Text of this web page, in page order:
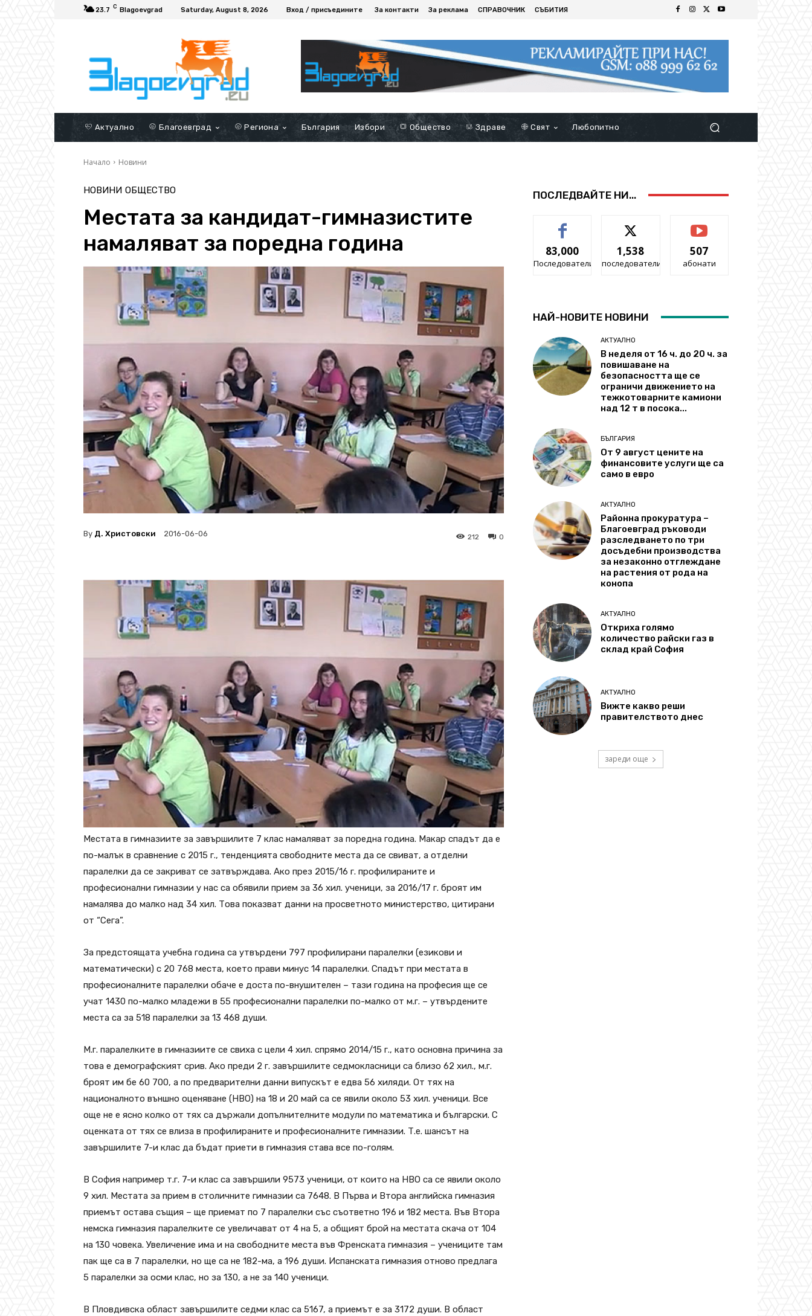
23.7 C Blagoevgrad Saturday, August 8, 2026 Вход / присъедините За контакти За реклама СПРАВОЧНИК СЪБИТИЯ
Актуално Благоевград Региона България Избори Общество Здраве Свят Любопитно
Начало Новини
НОВИНИ ОБЩЕСТВО
Местата за кандидат-гимназистите
намаляват за поредна година
By Д. Христовски 2016-06-06 0
212
Местата в гимназиите за завършилите 7 клас намаляват за поредна година. Макар спадът да е
по-малък в сравнение с 2015 г., тенденцията свободните места да се свиват, а отделни
паралелки да се закриват се затвърждава. Ако през 2015/16 г. профилираните и
професионални гимназии у нас са обявили прием за 36 хил. ученици, за 2016/17 г. броят им
намалява до малко над 34 хил. Това показват данни на просветното министерство, цитирани
от “Сега”.
За предстоящата учебна година са утвърдени 797 профилирани паралелки (езикови и
математически) с 20 768 места, което прави минус 14 паралелки. Спадът при местата в
професионалните паралелки обаче е доста по-внушителен – тази година на професия ще се
учат 1430 по-малко младежи в 55 професионални паралелки по-малко от м.г. – утвърдените
места са за 518 паралелки за 13 468 души.
М.г. паралелките в гимназиите се свиха с цели 4 хил. спрямо 2014/15 г., като основна причина за
това е демографският срив. Ако преди 2 г. завършилите седмокласници са близо 62 хил., м.г.
броят им бе 60 700, а по предварителни данни випускът е едва 56 хиляди. От тях на
националното външно оценяване (НВО) на 18 и 20 май са се явили около 53 хил. ученици. Все
още не е ясно колко от тях са държали допълнителните модули по математика и български. С
оценката от тях се влиза в профилираните и професионалните гимназии. Т.е. шансът на
завършилите 7-и клас да бъдат приети в гимназия става все по-голям.
В София например т.г. 7-и клас са завършили 9573 ученици, от които на НВО са се явили около
9 хил. Местата за прием в столичните гимназии са 7648. В Първа и Втора английска гимназия
приемът остава същия – ще приемат по 7 паралелки със съответно 196 и 182 места. Във Втора
немска гимназия паралелките се увеличават от 4 на 5, а общият брой на местата скача от 104
на 130 човека. Увеличение има и на свободните места във Френската гимназия – учениците там
пак ще са в 7 паралелки, но ще са не 182-ма, а 196 души. Испанската гимназия отново предлага
5 паралелки за осми клас, но за 130, а не за 140 ученици.
В Пловдивска област завършилите седми клас са 5167, а приемът е за 3172 души. В област
ПОСЛЕДВАЙТЕ НИ...
83,000
Последователи
1,538
последователи
507
абонати
НАЙ-НОВИТЕ НОВИНИ
АКТУАЛНО
В неделя от 16 ч. до 20 ч. за
повишаване на
безопасността ще се
ограничи движението на
тежкотоварните камиони
над 12 т в посока...
БЪЛГАРИЯ
От 9 август цените на
финансовите услуги ще са
само в евро
АКТУАЛНО
Районна прокуратура –
Благоевград ръководи
разследването по три
досъдебни производства
за незаконно отглеждане
на растения от рода на
конопа
АКТУАЛНО
Откриха голямо
количество райски газ в
склад край София
АКТУАЛНО
Вижте какво реши
правителството днес
зареди още